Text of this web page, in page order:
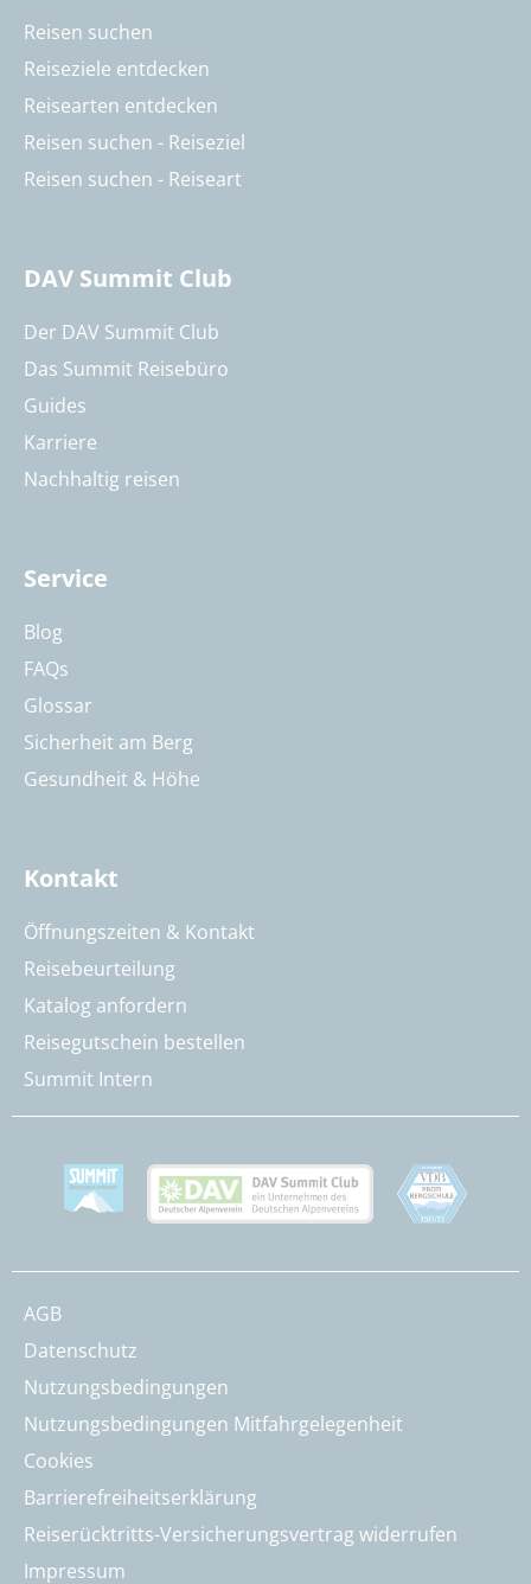
Reisen suchen
Reiseziele entdecken
Reisearten entdecken
Reisen suchen - Reiseziel
Reisen suchen - Reiseart
DAV Summit Club
Der DAV Summit Club
Das Summit Reisebüro
Guides
Karriere
Nachhaltig reisen
Service
Blog
FAQs
Glossar
Sicherheit am Berg
Gesundheit & Höhe
Kontakt
Öffnungszeiten & Kontakt
Reisebeurteilung
Katalog anfordern
Reisegutschein bestellen
Summit Intern
AGB
Datenschutz
Nutzungsbedingungen
Nutzungsbedingungen Mitfahrgelegenheit
Cookies
Barrierefreiheitserklärung
Reiserücktritts-Versicherungsvertrag widerrufen
Impressum